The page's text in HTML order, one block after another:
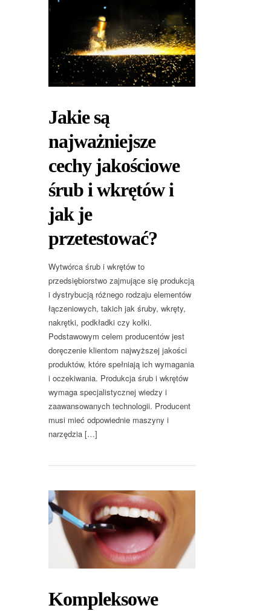
Jakie są
najważniejsze
cechy jakościowe
śrub i wkrętów i
jak je
przetestować?
Wytwórca śrub i wkrętów to
przedsiębiorstwo zajmujące się produkcją
i dystrybucją różnego rodzaju elementów
łączeniowych, takich jak śruby, wkręty,
nakrętki, podkładki czy kołki.
Podstawowym celem producentów jest
doręczenie klientom najwyższej jakości
produktów, które spełniają ich wymagania
i oczekiwania. Produkcja śrub i wkrętów
wymaga specjalistycznej wiedzy i
zaawansowanych technologii. Producent
musi mieć odpowiednie maszyny i
narzędzia […]
Kompleksowe